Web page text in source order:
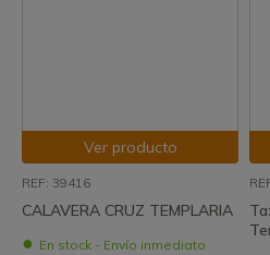
Ver producto
REF: 39416
CALAVERA CRUZ TEMPLARIA
En stock - Envío inmediato